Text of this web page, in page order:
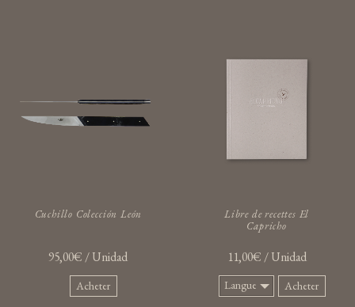
Cuchillo Colección León
95,00€ / Unidad
Acheter
Libre de recettes El
Capricho
11,00€ / Unidad
Langue:
Espagnol
Acheter